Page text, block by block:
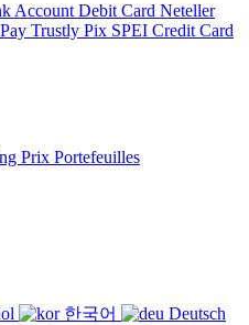
Account Debit Card Neteller
Trustly Pix SPEI Credit Card
Prix Portefeuilles
한국어
Deutsch